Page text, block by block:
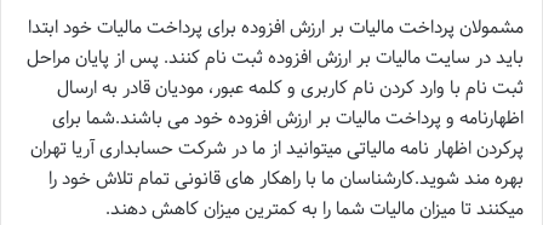
مشمولان پرداخت مالیات بر ارزش افزوده برای پرداخت مالیات خود ابتدا
باید در سایت مالیات بر ارزش افزوده ثبت نام کنند. پس از پایان مراحل
ثبت نام با وارد کردن نام کاربری و کلمه عبور، مودیان قادر به ارسال
اظهارنامه و پرداخت مالیات بر ارزش افزوده خود می باشند.شما برای
پرکردن اظهار نامه مالیاتی میتوانید از ما در شرکت حسابداری آریا تهران
بهره مند شوید.کارشناسان ما با راهکار های قانونی تمام تلاش خود را
میکنند تا میزان مالیات شما را به کمترین میزان کاهش دهند.